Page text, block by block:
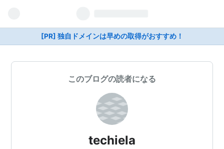
[PR] 独自ドメインは早めの取得がおすすめ！
このブログの読者になる
techiela